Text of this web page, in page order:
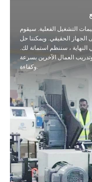
التشغيل الفعلية. سيقوم
الحقيقي. ويمكننا حل
، سننظم استماتة لك.
العمال الآخرين بسرعة